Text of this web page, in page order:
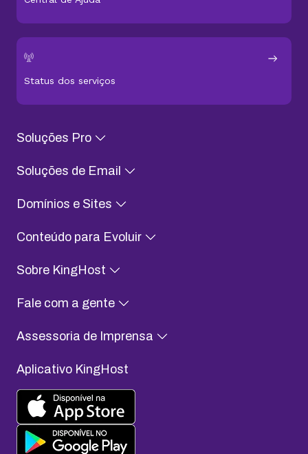
Status dos serviços
Soluções Pro
Soluções de Email
Domínios e Sites
Conteúdo para Evoluir
Sobre KingHost
Fale com a gente
Assessoria de Imprensa
Aplicativo KingHost